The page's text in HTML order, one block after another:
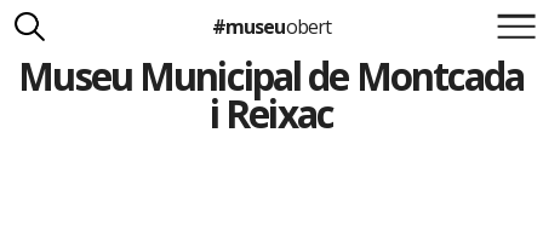
Suma't a la iniciativa
Carlota Royo
#museuobert
Museu Municipal de Montcada
i Reixac